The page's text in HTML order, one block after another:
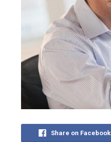
Share on Facebook